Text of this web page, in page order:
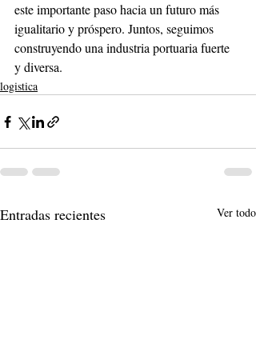
este importante paso hacia un futuro más
igualitario y próspero. Juntos, seguimos
construyendo una industria portuaria fuerte
y diversa.
logistica
Entradas recientes Ver todo